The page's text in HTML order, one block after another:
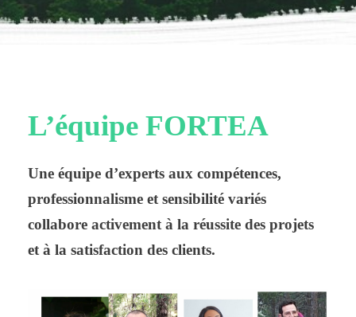
L’équipe FORTEA
Une équipe d’experts aux compétences,
professionnalisme et sensibilité variés
collabore activement à la réussite des projets
et à la satisfaction des clients.